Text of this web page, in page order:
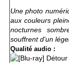
Une photo
aux couleurs
nocturnes
souffrent d'un
Qualité audio :